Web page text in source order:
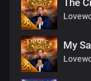
The
My